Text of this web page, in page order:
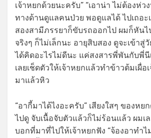
เจ้าหยกด้วยนะครับ” “เอาน่า ไม่ต้องห่
ทางด้านดูแลคนป่วย พอดูแลได้ ไปเถอะ
สองสามีภรรยาก็ขับรถออกไป ผมก็หันไ
จริงๆ ก็ไม่เล็กนะ อายุสิบสอง ดูจะเข้าสู่
ได้คิดอะไรไม่ดีนะ แค่สงสารพี่พันกับพี่นี
เลยเช็ดตัวให้เจ้าหยกแล้วทำข้าวต้มเผื่อ
มาแล้วหิว
“อากี้มาได้ไงอะครับ” เสียงใสๆ ของหย
ไปดู จับเนื้อจับตัวแล้วก็ไม่ร้อนแล้ว ผมเ
บอกที่มาที่ไปให้เจ้าหยกฟัง “จ้องอาทำไ